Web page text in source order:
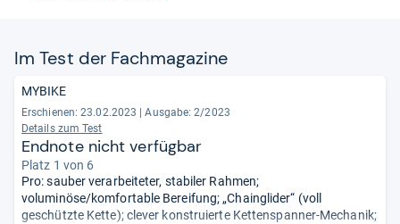
Im Test der Fach­ma­ga­zine
MYBIKE
Erschienen: 23.02.2023
Ausgabe: 2/2023
Details zum Test
Endnote nicht verfügbar
Platz 1 von 6
Pro: sauber verarbeiteter, stabiler Rahmen;
voluminöse/komfortable Bereifung; „Chainglider“ (voll
geschützte Kette); clever konstruierte Kettenspanner-Mechanik;